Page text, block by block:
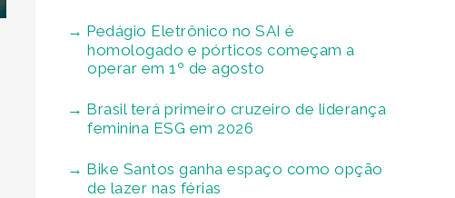
Pedágio Eletrônico no SAI é
homologado e pórticos começam a
operar em 1º de agosto
Brasil terá primeiro cruzeiro de liderança
feminina ESG em 2026
Bike Santos ganha espaço como opção
de lazer nas férias